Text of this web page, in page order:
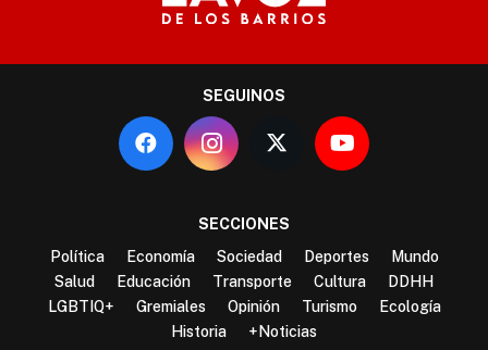
SEGUINOS
SECCIONES
Política
Economía Sociedad Deportes
Mundo
Salud
Educación Transporte Cultura
DDHH
LGBTIQ+
Gremiales Opinión Turismo
Ecología
Historia
+Noticias